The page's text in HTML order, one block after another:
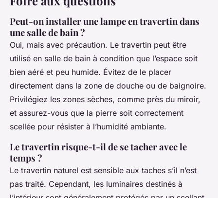
Peut-on installer une lampe en travertin dans
une salle de bain ?
Oui, mais avec précaution. Le travertin peut être
utilisé en salle de bain à condition que l’espace soit
bien aéré et peu humide. Évitez de le placer
directement dans la zone de douche ou de baignoire.
Privilégiez les zones sèches, comme près du miroir,
et assurez-vous que la pierre soit correctement
scellée pour résister à l’humidité ambiante.
Le travertin risque-t-il de se tacher avec le
temps ?
Le travertin naturel est sensible aux taches s’il n’est
pas traité. Cependant, les luminaires destinés à